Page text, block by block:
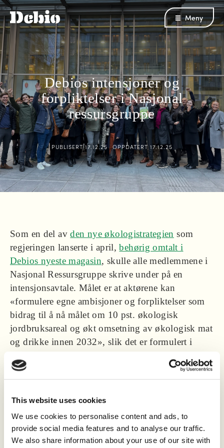
This website uses cookies
We use cookies to personalise content and ads, to
provide social media features and to analyse our traffic.
We also share information about your use of our site with
Debios intensjoner og
forpliktelser i Nasjonal
ressursgruppe
PUBLISERT17.12.25 OPPDATERT17.12.25
Som en del avden nye økologistrategien som
regjeringen lanserte i april,behørig omtalt i
Debios nyeste magasin, skulle alle medlemmene i
Nasjonal Ressursgruppe skrive under på en
intensjonsavtale. Målet er at aktørene kan
«formulere egne ambisjoner og forpliktelser som
bidrag til å nå målet om 10 pst. økologisk
jordbruksareal og økt omsetning av økologisk mat
og drikke innen 2032», slik det er formulert i
9. desember ble intensjonsavtalen signert.
Debio skal fortsette sitt delegerte
sertifiseringsarbeid og sikre en grundig, uavhengig
Meny